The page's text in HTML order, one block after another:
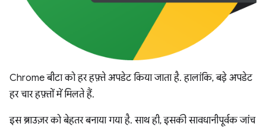
Chrome बीटा को हर हफ़्ते अपडेट किया जाता है. हालांकि, बड़े अपडेट
हर चार हफ़्तों में मिलते हैं.
इस ब्राउज़र को बेहतर बनाया गया है. साथ ही, इसकी सावधानीपूर्वक जांच